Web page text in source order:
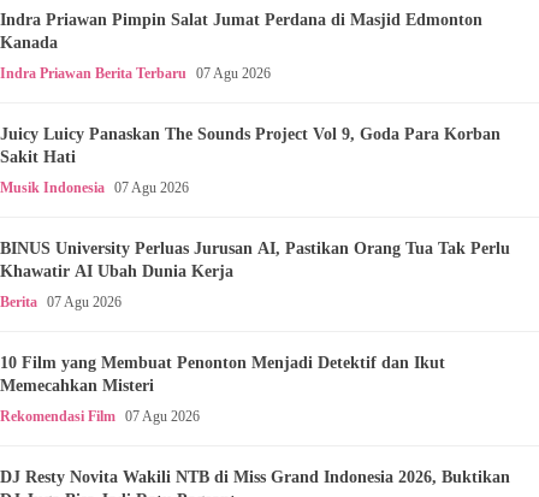
Indra Priawan Pimpin Salat Jumat Perdana di Masjid Edmonton
Kanada
Indra Priawan Berita Terbaru 07 Agu 2026
Juicy Luicy Panaskan The Sounds Project Vol 9, Goda Para Korban
Sakit Hati
Musik Indonesia 07 Agu 2026
BINUS University Perluas Jurusan AI, Pastikan Orang Tua Tak Perlu
Khawatir AI Ubah Dunia Kerja
Berita 07 Agu 2026
10 Film yang Membuat Penonton Menjadi Detektif dan Ikut
Memecahkan Misteri
Rekomendasi Film 07 Agu 2026
DJ Resty Novita Wakili NTB di Miss Grand Indonesia 2026, Buktikan